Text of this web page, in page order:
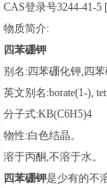
CAS登录号3244-41-5
物质简介:
四苯硼钾
别名:四苯硼化钾,四
英文别名:borate(1-),
分子式:KB(C6H5)4
物性:白色结晶。
溶于丙酮,不溶于水。
四苯硼钾是少有的不